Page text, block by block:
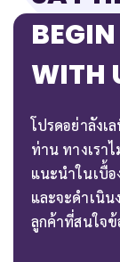
WITH
โปรดอย่าลังเ
ท่าน ทางเรา
แนะนำในเบื้
และจะดำเนิน
ลูกค้าที่สนใจข้